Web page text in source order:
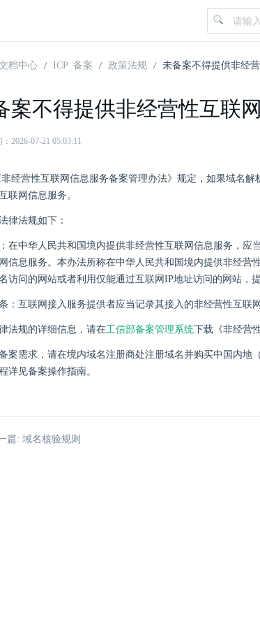
档中心 ICP 备案 政策法规 未备案不得提供非经
案不得提供非经营性互联
2026-07-21 05:03:11
经营性互联网信息服务备案管理办法》规定，如果域名
联网信息服务。
律法规如下：
在中华人民共和国境内提供非经营性互联网信息服务，
信息服务。本办法所称在中华人民共和国境内提供非经
访问的网站或者利用仅能通过互联网IP地址访问的网站，
：互联网接入服务提供者应当记录其接入的非经营性互联
法规的详细信息，请在工信部备案管理系统下载《非经营
案需求，请在境内域名注册商处注册域名并购买中国内
详见备案操作指南。
篇: 域名核验规则